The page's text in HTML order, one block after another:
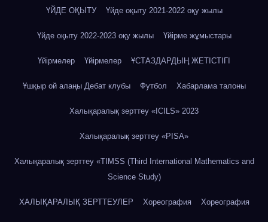
ҮЙДЕ ОҚЫТУ Үйде оқыту 2021-2022 оқу жылы
Үйде оқыту 2022-2023 оқу жылы Үйірме жұмыстары
Үйірмелер Үйірмелер ҰСТАЗДАРДЫҢ ЖЕТІСТІГІ
Ұшқыр ой алаңы Дебат клубы Футбол Хабарлама талоны
Халықаралық зерттеу «IСILS» 2023
Халықаралық зерттеу «PISA»
Халықаралық зерттеу «TIMSS (Third International Mathematics and
Science Study)
ХАЛЫҚАРАЛЫҚ ЗЕРТТЕУЛЕР Хореография Хореография